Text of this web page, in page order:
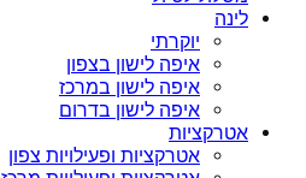
לינה
יוקרתי
איפה לישון בצפון
איפה לישון במרכז
איפה לישון בדרום
אטרקציות
אטרקציות ופעילויות צפון